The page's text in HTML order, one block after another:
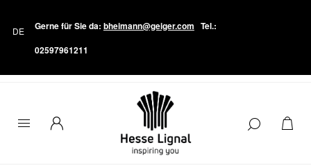
Gerne für Sie da: bheimann@geiger.com Tel.:
02597961211